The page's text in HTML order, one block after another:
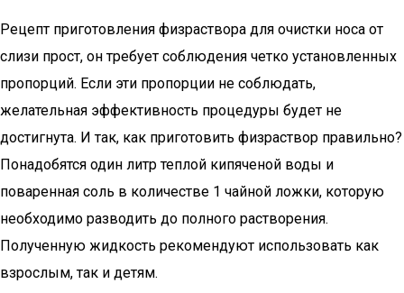
Рецепт приготовления физраствора для очистки носа от
слизи прост, он требует соблюдения четко установленных
пропорций. Если эти пропорции не соблюдать,
желательная эффективность процедуры будет не
достигнута. И так, как приготовить физраствор правильно?
Понадобятся один литр теплой кипяченой воды и
поваренная соль в количестве 1 чайной ложки, которую
необходимо разводить до полного растворения.
Полученную жидкость рекомендуют использовать как
взрослым, так и детям.